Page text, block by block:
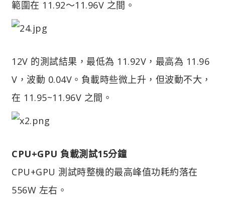
範圍在 11.92～11.96V 之間。
12V 的測試結果，最低為 11.92V，最高為 11.96
V，波動 0.04V。負載時些微上升，但波動不大，
在 11.95~11.96V 之間。
CPU+GPU 負載測試15分鐘
CPU+GPU 測試時整機的最高峰值功耗約落在
556W 左右。